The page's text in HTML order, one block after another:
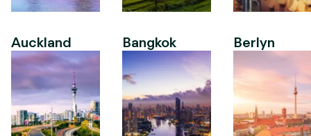
Auckland Bangkok Berlyn